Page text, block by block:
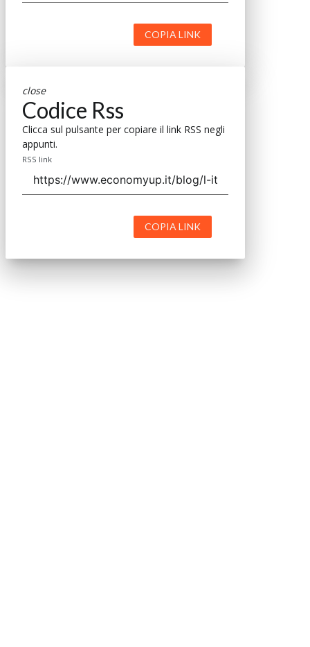
COPIA LINK
close
Codice Rss
Clicca sul pulsante per copiare il link RSS negli
appunti.
RSS link
COPIA LINK